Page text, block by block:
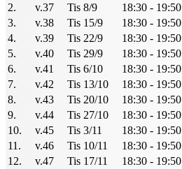
2.
v.37 Tis 8/9 18:30 - 19:50
3.
v.38 Tis 15/9 18:30 - 19:50
4.
v.39 Tis 22/9 18:30 - 19:50
5.
v.40 Tis 29/9 18:30 - 19:50
6.
v.41 Tis 6/10 18:30 - 19:50
7.
v.42 Tis 13/10 18:30 - 19:50
8.
v.43 Tis 20/10 18:30 - 19:50
9.
v.44 Tis 27/10 18:30 - 19:50
10.
v.45 Tis 3/11 18:30 - 19:50
11.
v.46 Tis 10/11 18:30 - 19:50
12.
v.47 Tis 17/11 18:30 - 19:50